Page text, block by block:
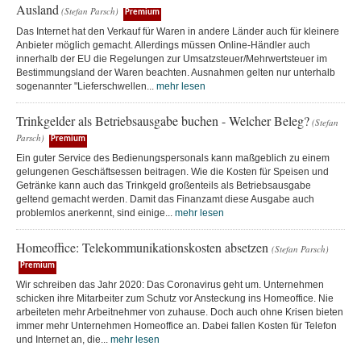
Ausland (Stefan Parsch) Premium
Das Internet hat den Verkauf für Waren in andere Länder auch für kleinere
Anbieter möglich gemacht. Allerdings müssen Online-Händler auch
innerhalb der EU die Regelungen zur Umsatzsteuer/Mehrwertsteuer im
Bestimmungsland der Waren beachten. Ausnahmen gelten nur unterhalb
sogenannter "Lieferschwellen... mehr lesen
Trinkgelder als Betriebsausgabe buchen - Welcher Beleg? (Stefan
Parsch)
Premium
Ein guter Service des Bedienungspersonals kann maßgeblich zu einem
gelungenen Geschäftsessen beitragen. Wie die Kosten für Speisen und
Getränke kann auch das Trinkgeld großenteils als Betriebsausgabe
geltend gemacht werden. Damit das Finanzamt diese Ausgabe auch
problemlos anerkennt, sind einige... mehr lesen
Homeoffice: Telekommunikationskosten absetzen (Stefan Parsch)
Premium
Wir schreiben das Jahr 2020: Das Coronavirus geht um. Unternehmen
schicken ihre Mitarbeiter zum Schutz vor Ansteckung ins Homeoffice. Nie
arbeiteten mehr Arbeitnehmer von zuhause. Doch auch ohne Krisen bieten
immer mehr Unternehmen Homeoffice an. Dabei fallen Kosten für Telefon
und Internet an, die... mehr lesen